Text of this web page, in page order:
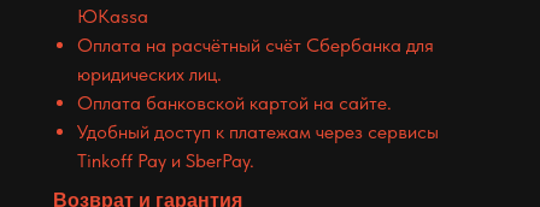
ЮKassa
Оплата на расчётный счёт Сбербанка для
юридических лиц.
Оплата банковской картой на сайте.
Удобный доступ к платежам через сервисы
Tinkoff Pay и SberPay.
Возврат и гарантия